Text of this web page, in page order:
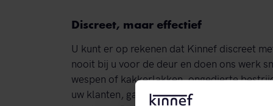
Discreet, maar effectief
U kunt er op rekenen dat Kinnef discreet
nooit bij u voor de deur en doen ons werk
wespen of kakkerlakken, ongedierte
uw klanten, gasten, relaties, buren en